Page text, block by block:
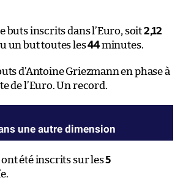
buts inscrits dans l’Euro, soit2,12
un but toutes les44minutes.
d’Antoine Griezmann en phase à
de l’Euro. Un record.
une autre dimension
été inscrits sur les5